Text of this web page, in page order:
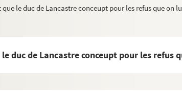
que le duc de Lancastre conceupt pour les refus que on
duc de Lancastre conceupt pour les
Bretaigne et les Angloys asseigerent Nantes. Et du